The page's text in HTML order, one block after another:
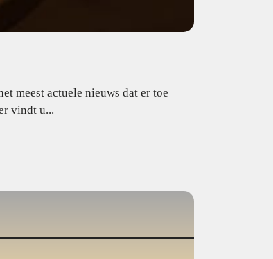
meest actuele nieuws dat er toe
vindt u...